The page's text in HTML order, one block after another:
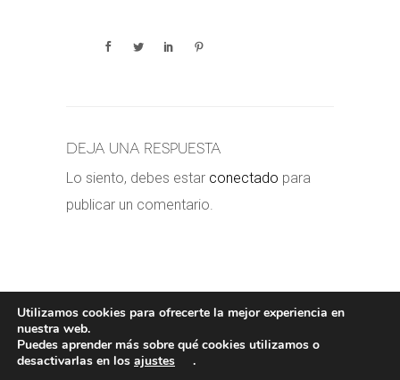
Deja una respuesta
Lo siento, debes estar conectado para
publicar un comentario.
POLÍTICA DE COOKIES - POLÍTICA
Utilizamos cookies para ofrecerte la mejor experiencia en
nuestra web.
Puedes aprender más sobre qué cookies utilizamos o
desactivarlas en los ajustes .